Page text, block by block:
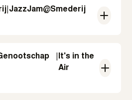
JazzJam@Smederij
It's in the
Air